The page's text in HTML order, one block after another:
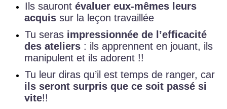
Ils sauront évaluer eux-mêmes leurs
acquis sur la leçon travaillée
Tu seras impressionnée de l’efficacité
des ateliers : ils apprennent en jouant, ils
manipulent et ils adorent !!
Tu leur diras qu’il est temps de ranger, car
ils seront surpris que ce soit passé si
vite!!